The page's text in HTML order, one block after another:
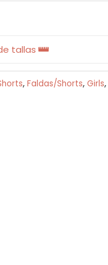
tallas
, Faldas/Shorts, Girls,